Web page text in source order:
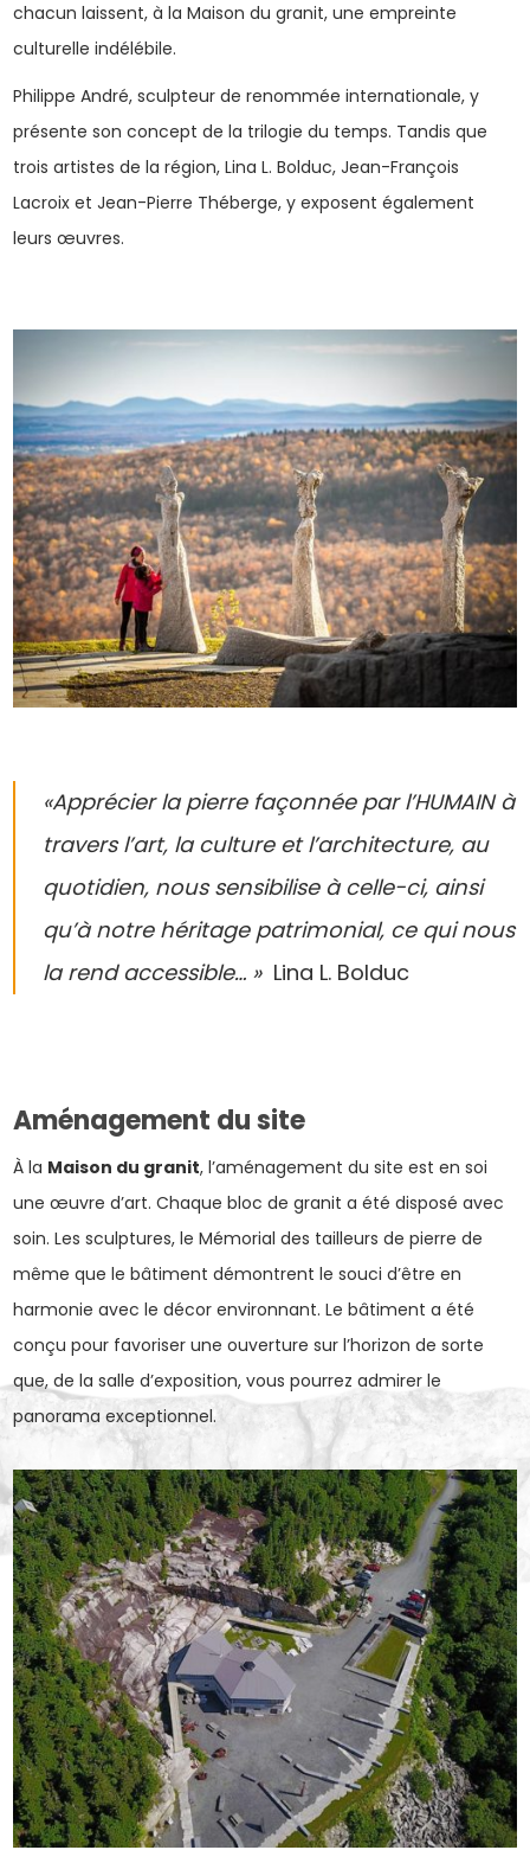
chacun laissent, à la Maison du granit, une empreinte
culturelle indélébile.
Philippe André, sculpteur de renommée internationale, y
présente son concept de la trilogie du temps. Tandis que
trois artistes de la région, Lina L. Bolduc, Jean-François
Lacroix et Jean-Pierre Théberge, y exposent également
leurs œuvres.
«Apprécier la pierre façonnée par l’HUMAIN à
travers l’art, la culture et l’architecture, au
quotidien, nous sensibilise à celle-ci, ainsi
qu’à notre héritage patrimonial, ce qui nous
la rend accessible… » Lina L. Bolduc
Aménagement du site
À la Maison du granit, l’aménagement du site est en soi
une œuvre d’art. Chaque bloc de granit a été disposé avec
soin. Les sculptures, le Mémorial des tailleurs de pierre de
même que le bâtiment démontrent le souci d’être en
harmonie avec le décor environnant. Le bâtiment a été
conçu pour favoriser une ouverture sur l’horizon de sorte
que, de la salle d’exposition, vous pourrez admirer le
panorama exceptionnel.